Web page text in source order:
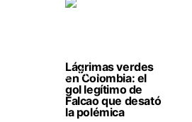
Lágrimas verdes
en Colombia: el
gol legítimo de
Falcao que desató
la polémica